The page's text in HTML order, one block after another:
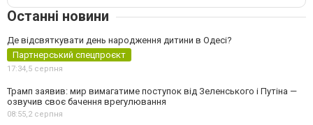
Останні новини
Де відсвяткувати день народження дитини в Одесі?
Партнерський спецпроєкт
17:34,5 серпня
Трамп заявив: мир вимагатиме поступок від Зеленського і Путіна —
озвучив своє бачення врегулювання
08:55,2 серпня